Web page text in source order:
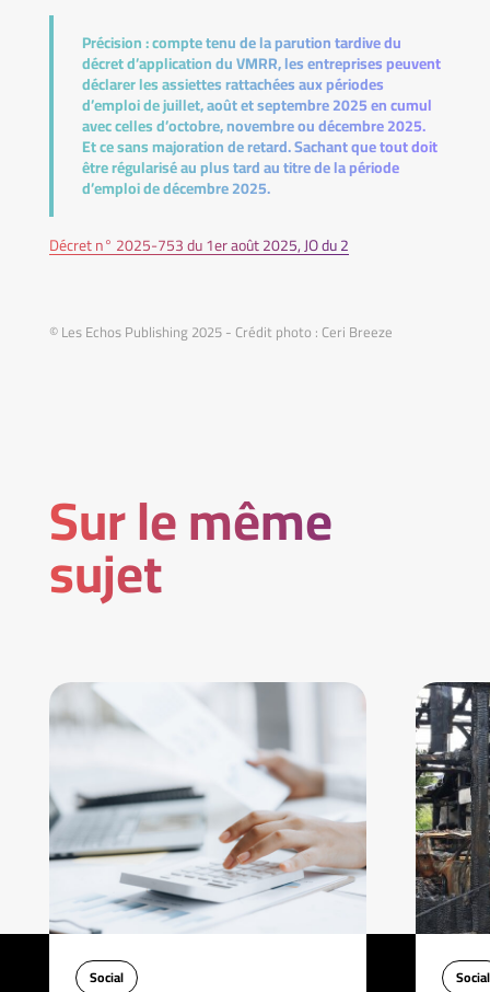
Précision :compte tenu de la parution tardive du
décret d’application du VMRR, les entreprises peuvent
déclarer les assiettes rattachées aux périodes
d’emploi de juillet, août et septembre 2025 en cumul
avec celles d’octobre, novembre ou décembre 2025.
Et ce sans majoration de retard. Sachant que tout doit
être régularisé au plus tard au titre de la période
d’emploi de décembre 2025.
Décret n° 2025-753 du 1er août 2025, JO du 2
© Les Echos Publishing 2025 - Crédit photo : Ceri Breeze
Sur le même
sujet
Social Social